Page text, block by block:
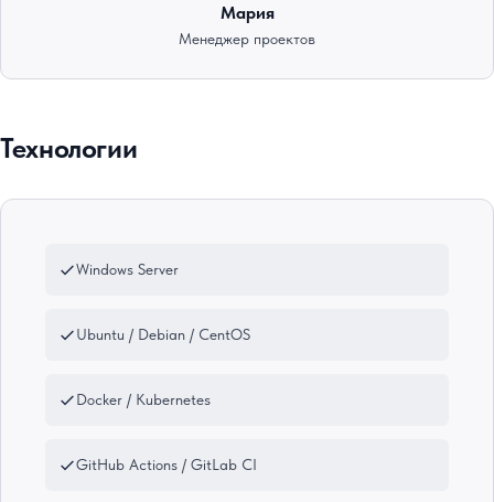
Мария
Менеджер проектов
Технологии
Windows Server
Ubuntu / Debian / CentOS
Docker / Kubernetes
GitHub Actions / GitLab CI